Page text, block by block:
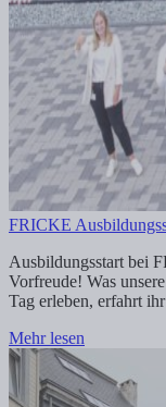
FRICKE
Ausbildungsstart bei
Vorfreude! Was
Tag erleben, erfahrt
Mehr lesen